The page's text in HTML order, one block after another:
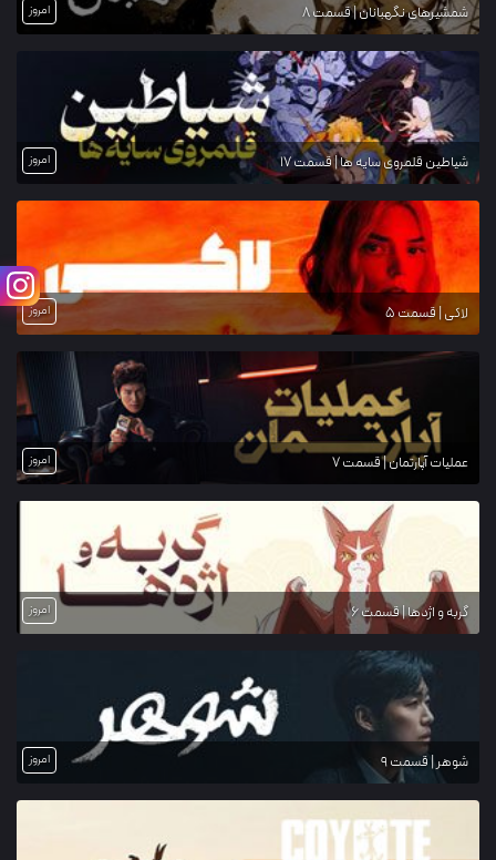
شمشیرهای نگهبانان | قسمت 8 امروز
شیاطین قلمروی سایه ها | قسمت 17 امروز
لاکی | قسمت 5 امروز
عملیات آپارتمان | قسمت 7 امروز
گربه و اژدها | قسمت 6 امروز
شوهر | قسمت 9 امروز